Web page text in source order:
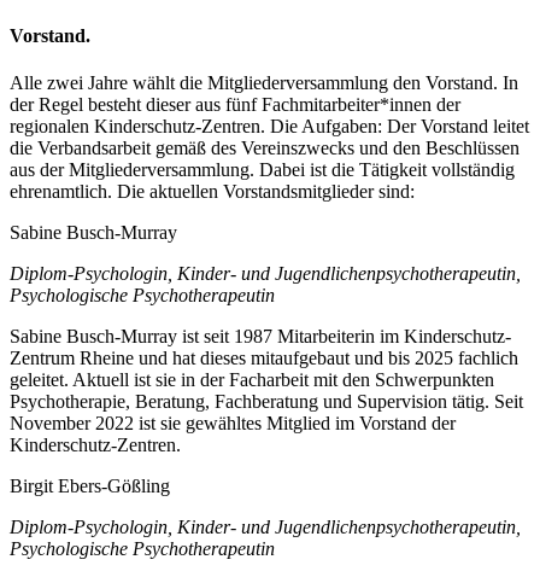
Vorstand.
Alle zwei Jahre wählt die Mitgliederversammlung den Vorstand. In
der Regel besteht dieser aus fünf Fachmitarbeiter*innen der
regionalen Kinderschutz-Zentren. Die Aufgaben: Der Vorstand leitet
die Verbandsarbeit gemäß des Vereinszwecks und den Beschlüssen
aus der Mitgliederversammlung. Dabei ist die Tätigkeit vollständig
ehrenamtlich. Die aktuellen Vorstandsmitglieder sind:
Sabine Busch-Murray
Diplom-Psychologin, Kinder- und Jugendlichenpsychotherapeutin,
Psychologische Psychotherapeutin
Sabine Busch-Murray ist seit 1987 Mitarbeiterin im Kinderschutz-
Zentrum Rheine und hat dieses mitaufgebaut und bis 2025 fachlich
geleitet. Aktuell ist sie in der Facharbeit mit den Schwerpunkten
Psychotherapie, Beratung, Fachberatung und Supervision tätig. Seit
November 2022 ist sie gewähltes Mitglied im Vorstand der
Kinderschutz-Zentren.
Birgit Ebers-Gößling
Diplom-Psychologin, Kinder- und Jugendlichenpsychotherapeutin,
Psychologische Psychotherapeutin